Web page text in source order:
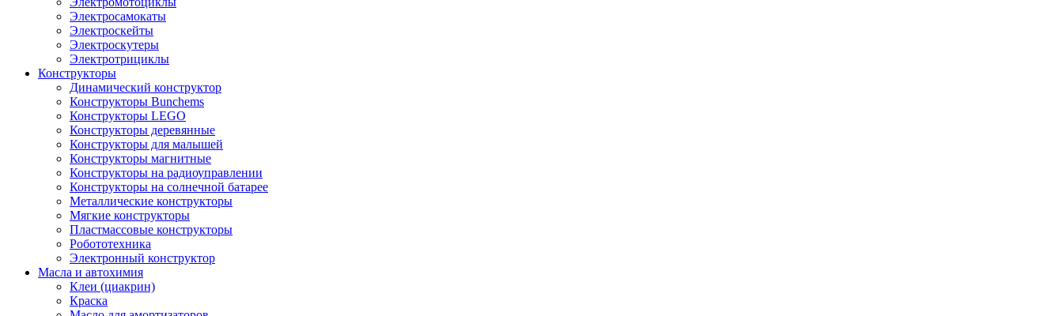
Электросамокаты
Электроскейты
Электроскутеры
Электротрициклы
Конструкторы
Динамический конструктор
Конструкторы Bunchems
Конструкторы LEGO
Конструкторы деревянные
Конструкторы для малышей
Конструкторы магнитные
Конструкторы на радиоуправлении
Конструкторы на солнечной батарее
Металлические конструкторы
Мягкие конструкторы
Пластмассовые конструкторы
Робототехника
Электронный конструктор
Масла и автохимия
Клеи (циакрин)
Краска